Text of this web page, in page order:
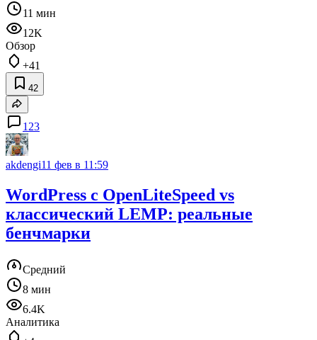
11 мин
12K
Обзор
+41
42
123
akdengi11 фев в 11:59
WordPress с OpenLiteSpeed vs
классический LEMP: реальные
бенчмарки
Средний
8 мин
6.4K
Аналитика